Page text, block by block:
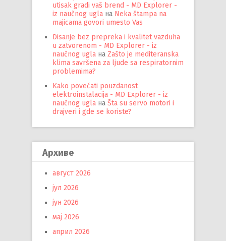
utisak gradi vaš brend - MD Explorer -
iz naučnog ugla на Neka štampa na
majicama govori umesto Vas
Disanje bez prepreka i kvalitet vazduha
u zatvorenom - MD Explorer - iz
naučnog ugla на Zašto je mediteranska
klima savršena za ljude sa respiratornim
problemima?
Kako povećati pouzdanost
elektroinstalacija - MD Explorer - iz
naučnog ugla на Šta su servo motori i
drajveri i gde se koriste?
Архиве
август 2026
јул 2026
јун 2026
мај 2026
април 2026